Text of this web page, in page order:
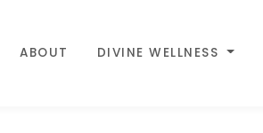
ABOUT DIVINE WELLNESS